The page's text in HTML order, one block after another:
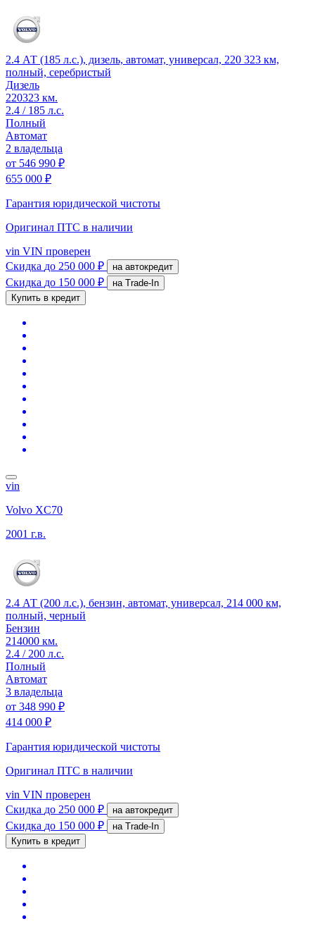
2.4 АТ (185 л.с.), дизель, автомат, универсал, 220 323 км,
полный, серебристый
Дизель
220323 км.
2.4 / 185 л.с.
Полный
Автомат
2 владельца
от 546 990 ₽
655 000 ₽
Гарантия юридической чистоты
Оригинал ПТС в наличии
vin VIN проверен
Скидка до 250 000 ₽ на автокредит
Скидка до 150 000 ₽
на Trade-In
Купить в кредит
vin
Volvo XC70
2001 г.в.
2.4 АТ (200 л.с.), бензин, автомат, универсал, 214 000 км,
полный, черный
Бензин
214000 км.
2.4 / 200 л.с.
Полный
Автомат
3 владельца
от 348 990 ₽
414 000 ₽
Гарантия юридической чистоты
Оригинал ПТС в наличии
vin VIN проверен
Скидка до 250 000 ₽ на автокредит
Скидка до 150 000 ₽
на Trade-In
Купить в кредит